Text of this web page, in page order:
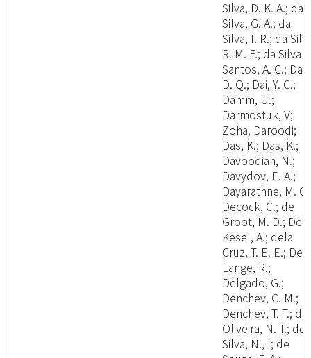
Silva, D. K. A.; da
Silva, G. A.; da
Silva, I. R.; da
R. M. F.; da Silva
Santos, A. C.; Dai,
D. Q.; Dai, Y. C.;
Damm, U.;
Darmostuk, V;
Zoha, Daroodi;
Das, K.; Das, K.;
Davoodian, N.;
Davydov, E. A.;
Dayarathne, M.
Decock, C.; de
Groot, M. D.; De
Kesel, A.; dela
Cruz, T. E. E.; De
Lange, R.;
Delgado, G.;
Denchev, C. M.;
Denchev, T. T.; de
Oliveira, N. T.; de
Silva, N., I; de